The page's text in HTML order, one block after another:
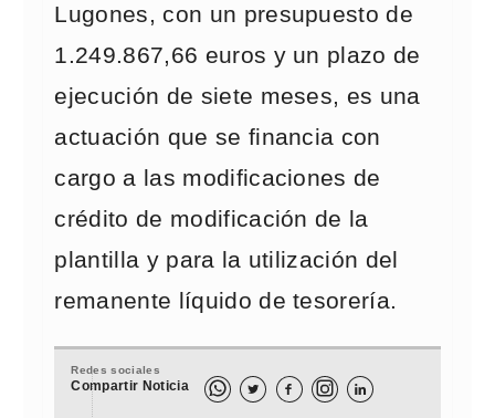
Lugones, con un presupuesto de
1.249.867,66 euros y un plazo de
ejecución de siete meses, es una
actuación que se financia con
cargo a las modificaciones de
crédito de modificación de la
plantilla y para la utilización del
remanente líquido de tesorería.
Redes sociales
Compartir Noticia   